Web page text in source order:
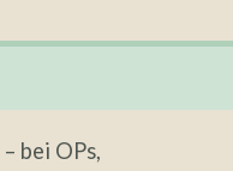
– bei OPs,